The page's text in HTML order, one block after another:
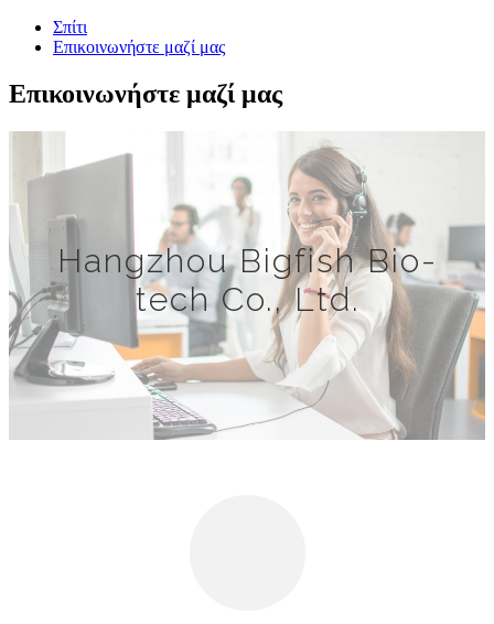
Σπίτι
Επικοινωνήστε μαζί μας
Επικοινωνήστε μαζί μας
Hangzhou Bigfish Bio-
tech Co., Ltd.